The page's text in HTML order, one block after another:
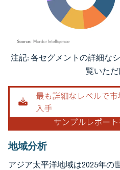
画像 © Mordor Intelligence。再利用に
注記: 各セグメントの詳細な
覧いた
地域分析
アジア太平洋地域は2025年の